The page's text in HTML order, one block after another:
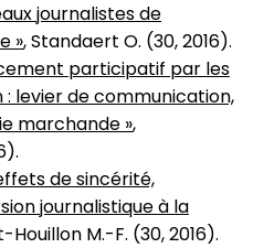
journalistes de
», Standaert O. (30, 2016).
participatif par les
: levier de communication,
marchande »,
de sincérité,
journalistique à la
M.-F. (30, 2016).